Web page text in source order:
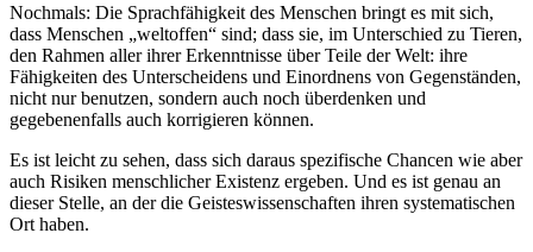
Nochmals: Die Sprachfähigkeit des Menschen bringt es mit sich,
dass Menschen „weltoffen“ sind; dass sie, im Unterschied zu Tieren,
den Rahmen aller ihrer Erkenntnisse über Teile der Welt: ihre
Fähigkeiten des Unterscheidens und Einordnens von Gegenständen,
nicht nur benutzen, sondern auch noch überdenken und
gegebenenfalls auch korrigieren können.
Es ist leicht zu sehen, dass sich daraus spezifische Chancen wie aber
auch Risiken menschlicher Existenz ergeben. Und es ist genau an
dieser Stelle, an der die Geisteswissenschaften ihren systematischen
Ort haben.